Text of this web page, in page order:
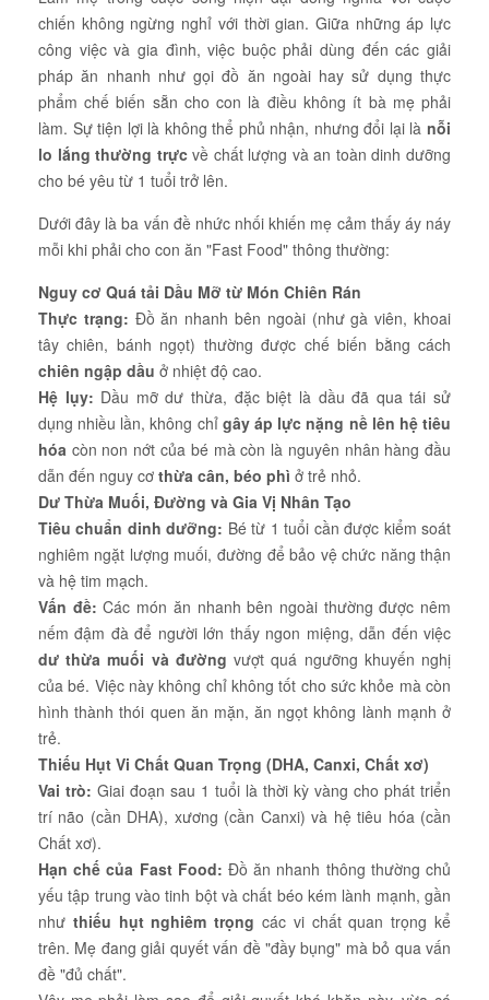
chiến không ngừng nghỉ với thời gian. Giữa những áp lực
công việc và gia đình, việc buộc phải dùng đến các giải
pháp ăn nhanh như gọi đồ ăn ngoài hay sử dụng thực
phẩm chế biến sẵn cho con là điều không ít bà mẹ phải
làm. Sự tiện lợi là không thể phủ nhận, nhưng đổi lại là nỗi
lo lắng thường trựcvề chất lượng và an toàn dinh dưỡng
cho bé yêu từ 1 tuổi trở lên.
Dưới đây là ba vấn đề nhức nhối khiến mẹ cảm thấy áy náy
mỗi khi phải cho con ăn "Fast Food" thông thường:
Nguy cơ Quá tải Dầu Mỡ từ Món Chiên Rán
Thực trạng: Đồ ăn nhanh bên ngoài (như gà viên, khoai
tây chiên, bánh ngọt) thường được chế biến bằng cách
chiên ngập dầu ở nhiệt độ cao.
Hệ lụy: Dầu mỡ dư thừa, đặc biệt là dầu đã qua tái sử
dụng nhiều lần, không chỉ gây áp lực nặng nề lên hệ tiêu
hóacòn non nớt của bé mà còn là nguyên nhân hàng đầu
dẫn đến nguy cơ thừa cân, béo phì ở trẻ nhỏ.
Dư Thừa Muối, Đường và Gia Vị Nhân Tạo
Tiêu chuẩn dinh dưỡng: Bé từ 1 tuổi cần được kiểm soát
nghiêm ngặt lượng muối, đường để bảo vệ chức năng thận
và hệ tim mạch.
Vấn đề: Các món ăn nhanh bên ngoài thường được nêm
nếm đậm đà để người lớn thấy ngon miệng, dẫn đến việc
dư thừa muối và đường vượt quá ngưỡng khuyến nghị
của bé. Việc này không chỉ không tốt cho sức khỏe mà còn
hình thành thói quen ăn mặn, ăn ngọt không lành mạnh ở
trẻ.
Thiếu Hụt Vi Chất Quan Trọng (DHA, Canxi, Chất xơ)
Vai trò: Giai đoạn sau 1 tuổi là thời kỳ vàng cho phát triển
trí não (cần DHA), xương (cần Canxi) và hệ tiêu hóa (cần
Chất xơ).
Hạn chế của Fast Food: Đồ ăn nhanh thông thường chủ
yếu tập trung vào tinh bột và chất béo kém lành mạnh, gần
như thiếu hụt nghiêm trọng các vi chất quan trọng kể
trên. Mẹ đang giải quyết vấn đề "đầy bụng" mà bỏ qua vấn
đề "đủ chất".